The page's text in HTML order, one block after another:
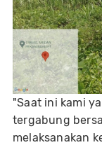
"Saat ini kami
tergabung
melaksanakan